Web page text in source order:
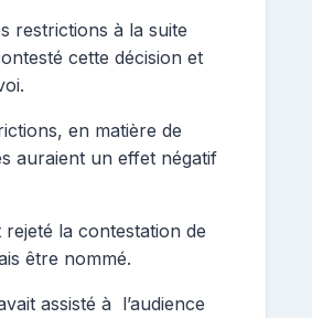
restrictions à la suite
cette décision et
en matière de
auraient un effet négatif
la contestation de
être nommé.
assisté à l’audience